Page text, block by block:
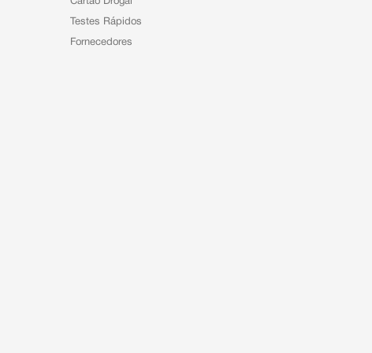
Testes Rápidos
Fornecedores